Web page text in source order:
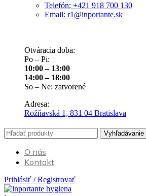
Telefón: +421 918 700 130
Email: r1@inportante.sk
Otváracia doba:
Po – Pi:
10:00 – 13:00
14:00 – 18:00
So – Ne: zatvorené
Adresa:
Rožňavská 1, 831 04 Bratislava
Vyhľadávanie
O nás
Kontakt
Prihlásiť / Registrovať